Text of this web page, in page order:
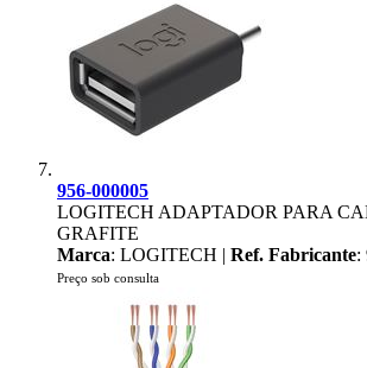
956-000005
LOGITECH ADAPTADOR PARA
GRAFITE
Marca: LOGITECH | Ref. Fabricante:
Preço sob consulta